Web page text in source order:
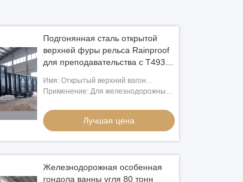
Подгонянная сталь открытой
верхней фуры рельса Rainproof
для преподавательства с T493
Имя: Открытый верхний вагон
гондолы фуры подгонянный для
преподавательства
Применение: Для железнодорожных
Лучшая цена
Железнодорожная особенная
гондола ванны угля 80 тонн